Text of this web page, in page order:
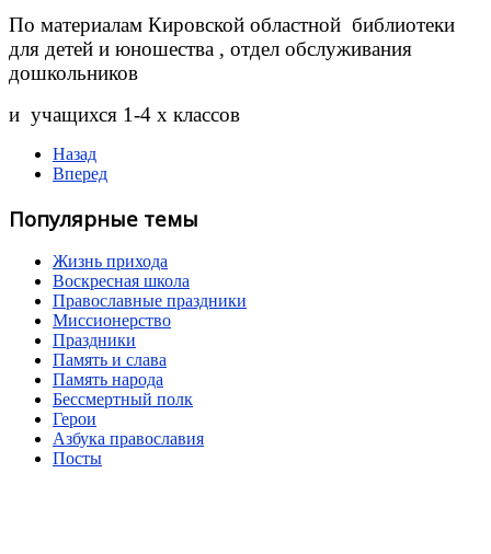
По материалам Кировской областной библиотеки
для детей и юношества , отдел обслуживания
дошкольников
и учащихся 1-4 х классов
Назад
Вперед
Популярные темы
Жизнь прихода
Воскресная школа
Православные праздники
Миссионерство
Праздники
Память и слава
Память народа
Бессмертный полк
Герои
Азбука православия
Посты